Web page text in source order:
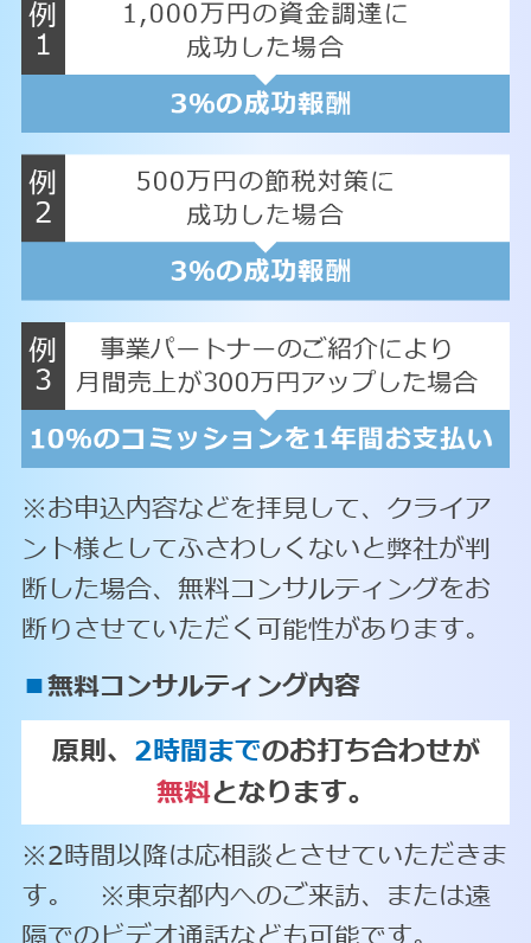
※お申込内容などを拝見して、クライア
ント様としてふさわしくないと弊社が判
断した場合、無料コンサルティングをお
断りさせていただく可能性があります。
■無料コンサルティング内容
原則、 2時間までのお打ち合わせが
無料となります。
※2時間以降は応相談とさせていただきま
す。 ※東京都内へのご来訪、または遠